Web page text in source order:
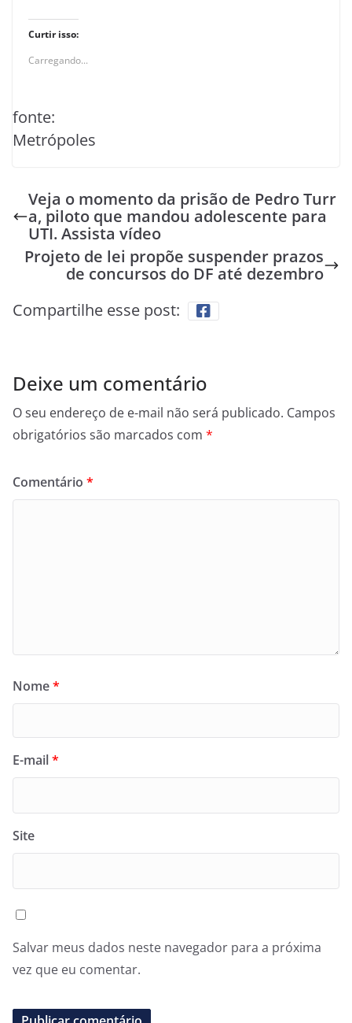
Curtir isso:
Carregando...
fonte:
Metrópoles
Veja o momento da prisão de Pedro Turr
a, piloto que mandou adolescente para
UTI. Assista vídeo
Projeto de lei propõe suspender prazos
de concursos do DF até dezembro
Compartilhe esse post:
Deixe um comentário
O seu endereço de e-mail não será publicado. Campos
obrigatórios são marcados com *
Comentário *
Nome*
E-mail*
Site
Salvar meus dados neste navegador para a próxima
vez que eu comentar.